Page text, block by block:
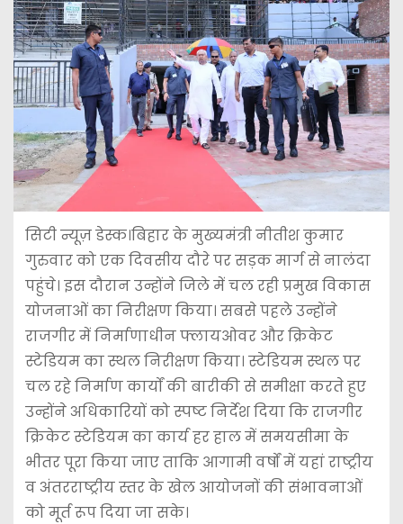
सिटी न्यूज़ डेस्क।बिहार के मुख्यमंत्री नीतीश कुमार
गुरुवार को एक दिवसीय दौरे पर सड़क मार्ग से नालंदा
पहुंचे। इस दौरान उन्होंने जिले में चल रही प्रमुख विकास
योजनाओं का निरीक्षण किया। सबसे पहले उन्होंने
राजगीर में निर्माणाधीन फ्लायओवर और क्रिकेट
स्टेडियम का स्थल निरीक्षण किया। स्टेडियम स्थल पर
चल रहे निर्माण कार्यों की बारीकी से समीक्षा करते हुए
उन्होंने अधिकारियों को स्पष्ट निर्देश दिया कि राजगीर
क्रिकेट स्टेडियम का कार्य हर हाल में समयसीमा के
भीतर पूरा किया जाए ताकि आगामी वर्षों में यहां राष्ट्रीय
व अंतरराष्ट्रीय स्तर के खेल आयोजनों की संभावनाओं
को मूर्त रूप दिया जा सके।